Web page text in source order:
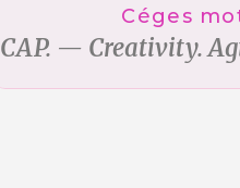
Céges
CAP. — Creativity.